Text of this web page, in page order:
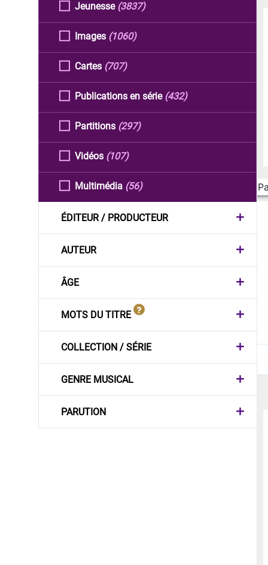
Jeunesse (3837)
Images (1060)
Cartes (707)
Publications en série (432)
Partitions (297)
Vidéos (107)
Multimédia (56)
ÉDITEUR / PRODUCTEUR
AUTEUR
ÂGE
MOTS DU TITRE
COLLECTION / SÉRIE
GENRE MUSICAL
PARUTION